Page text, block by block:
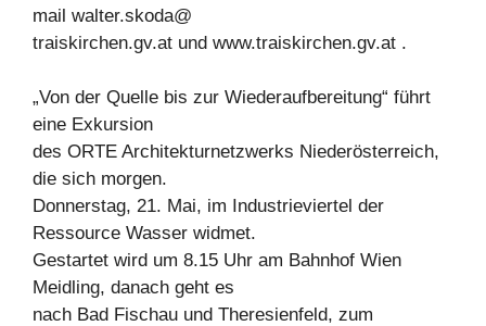
mail walter.skoda@
traiskirchen.gv.at und www.traiskirchen.gv.at .
„Von der Quelle bis zur Wiederaufbereitung“ führt
eine Exkursion
des ORTE Architekturnetzwerks Niederösterreich,
die sich morgen.
Donnerstag, 21. Mai, im Industrieviertel der
Ressource Wasser widmet.
Gestartet wird um 8.15 Uhr am Bahnhof Wien
Meidling, danach geht es
nach Bad Fischau und Theresienfeld, zum